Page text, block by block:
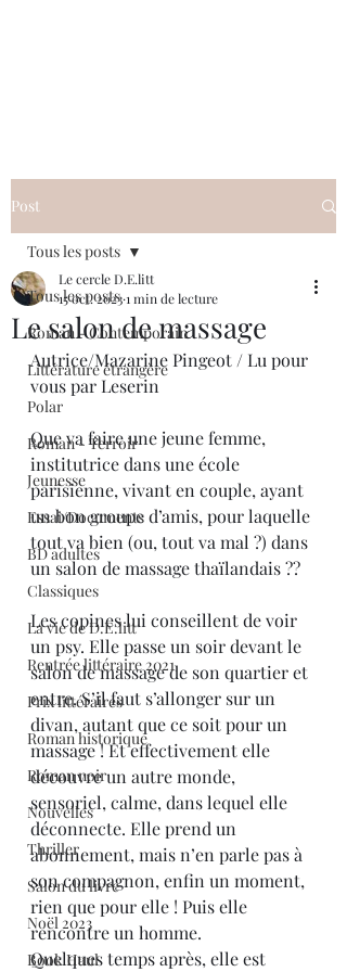
Post
Tous les posts
Roman - Contemporain
Littérature étrangère
Polar
Roman - Terroir
Jeunesse
Essai/Documents
BD adultes
Classiques
La vie de D.E.litt
Rentrée littéraire 2021
Prix littéraires
Roman historique
Roman noir
Nouvelles
Thriller
Salon du livre
Noël 2023
Book Haul
Tous les posts
Le salon de massage
Le cercle D.E.litt
15 oct. 20231 min de lecture
Autrice/Mazarine Pingeot / Lu pour
vous par Leserin
Que va faire une jeune femme,
institutrice dans une école
parisienne, vivant en couple, ayant
un bon groupe d’amis, pour laquelle
tout va bien (ou, tout va mal ?) dans
un salon de massage thaïlandais ??
Les copines lui conseillent de voir
un psy. Elle passe un soir devant le
salon de massage de son quartier et
entre. S’il faut s’allonger sur un
divan, autant que ce soit pour un
massage ! Et effectivement elle
découvre un autre monde,
sensoriel, calme, dans lequel elle
déconnecte. Elle prend un
abonnement, mais n’en parle pas à
son compagnon, enfin un moment,
rien que pour elle ! Puis elle
rencontre un homme.
Quelques temps après, elle est